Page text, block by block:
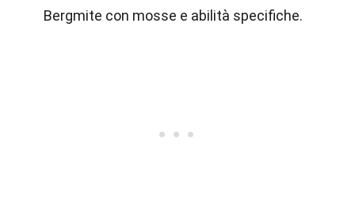
Bergmite con mosse e abilità specifiche.